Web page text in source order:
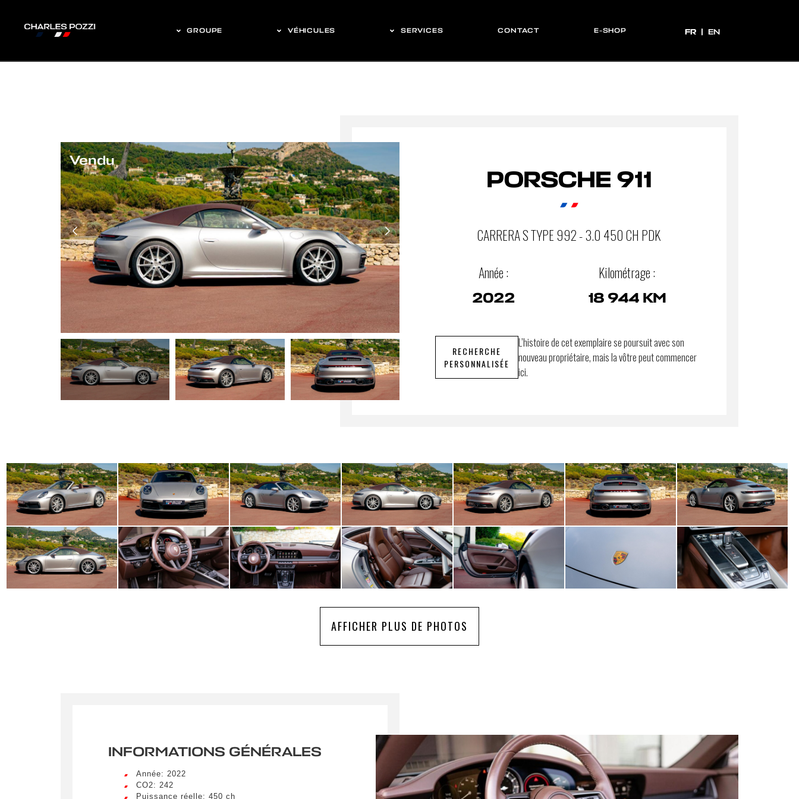
GROUPE VÉHICULES SERVICES CONTACT E-SHOP FR
FR EN
Vendu
PORSCHE 911
CARRERA S TYPE 992 - 3.0 450 CH PDK
Année :
2022
Kilométrage :
18 944 KM
RECHERCHE
PERSONNALISÉE
L’histoire de cet exemplaire se poursuit avec son
nouveau propriétaire, mais la vôtre peut commencer
ici.
AFFICHER PLUS DE PHOTOS
INFORMATIONS GÉNÉRALES
Année: 2022
CO2: 242
Puissance réelle: 450 ch